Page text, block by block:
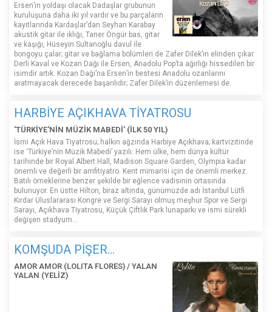
Ersen’in yoldaşı olacak Dadaşlar grubunun
kuruluşuna daha iki yıl vardır ve bu parçaların
kayıtlarında Kardaşlar’dan Seyhan Karabay
akustik gitar ile ıklığı, Taner Öngür bas, gitar
ve kaşığı, Hüseyin Sultanoğlu davul ile
bongoyu çalar; gitar ve bağlama bölümleri de Zafer Dilek’in elinden çıkar.
Derli Kaval ve Kozan Dağı ile Ersen, Anadolu Pop’ta ağırlığı hissedilen bir
isimdir artık. Kozan Dağı’na Ersen’in bestesi Anadolu ozanlarını
aratmayacak derecede başarılıdır; Zafer Dilek’in düzenlemesi de.
HARBİYE AÇIKHAVA TİYATROSU
'TÜRKİYE'NİN MÜZİK MABEDİ' (İLK 50 YIL)
İsmi Açık Hava Tiyatrosu; halkın ağzında Harbiye Açıkhava; kartvizitinde
ise ‘Türkiye’nin Müzik Mabedi’ yazılı. Hem ülke, hem dünya kültür
tarihinde bir Royal Albert Hall, Madison Square Garden, Olympia kadar
önemli ve değerli bir amfitiyatro. Kent mimarisi için de önemli merkez.
Batılı örneklerine benzer şekilde bir eğlence vadisinin ortasında
bulunuyor. En üstte Hilton, biraz altında, günümüzde adı İstanbul Lütfi
Kırdar Uluslararası Kongre ve Sergi Sarayı olmuş meşhur Spor ve Sergi
Sarayı, Açıkhava Tiyatrosu, Küçük Çiftlik Park lunaparkı ve ismi sürekli
değişen stadyum…
KOMŞUDA PİŞER...
AMOR AMOR (LOLITA FLORES) / YALAN
YALAN (YELİZ)